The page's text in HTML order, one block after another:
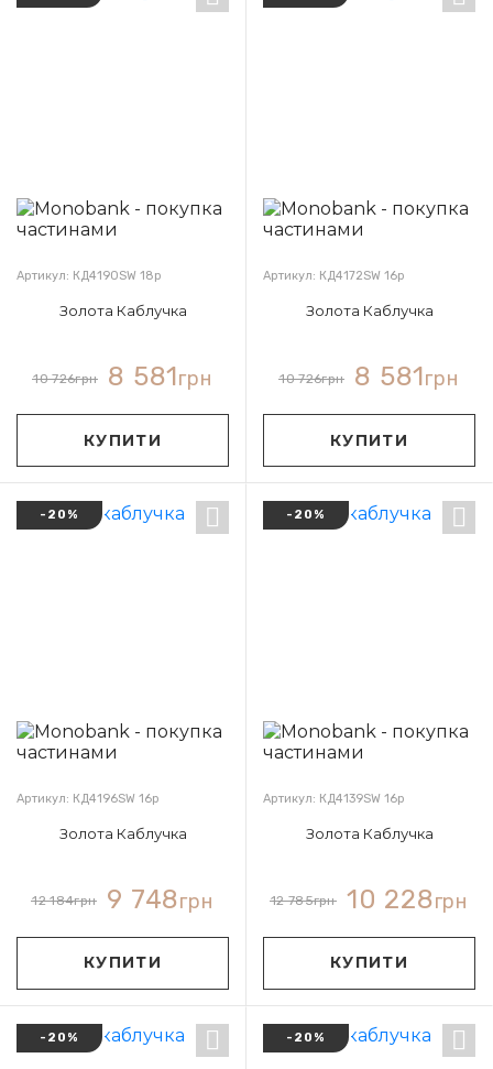
Артикул: КД4190SW 18р
Золота Каблучка
10 726грн 8 581грн
КУПИТИ
Артикул: КД4172SW 16р
Золота Каблучка
10 726грн 8 581грн
КУПИТИ
-20%
Артикул: КД4196SW 16р
Золота Каблучка
12 184грн 9 748грн
КУПИТИ
-20%
Артикул: КД4139SW 16р
Золота Каблучка
12 785грн 10 228грн
КУПИТИ
-20% -20%